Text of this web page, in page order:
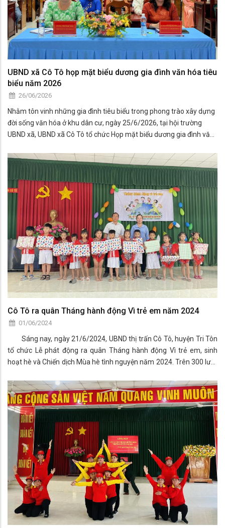
UBND xã Cô Tô họp mặt biểu dương gia đình văn hóa tiêu
biểu năm 2026
26/06/2026
Nhằm tôn vinh những gia đình tiêu biểu trong phong trào xây dựng
đời sống văn hóa ở khu dân cư, ngày 25/6/2026, tại hội trường
UBND xã, UBND xã Cô Tô tổ chức Họp mặt biểu dương gia đình văn
Cô Tô ra quân Tháng hành động Vì trẻ em năm 2024
01/06/2024
Sáng nay, ngày 21/6/2024, UBND thị trấn Cô Tô, huyện Tri Tôn
tổ chức Lễ phát động ra quân Tháng hành động Vì trẻ em, sinh
hoạt hè và Chiến dịch Mùa hè tình nguyện năm 2024. Trên 300 lượt
Phó Chủ tịch UBND thị trấn Cô Tô kêu gọi các cấp, các ngành các
tổ chức kinh tế, tổ chức chính trị xã hội....Hãy đóng góp sức mình
bằng những việc hành động thiết thực hiệu quả để góp phần đem
đến niềm vui, niềm hạnh phúc và sự phát triển toàn diện cho trẻ em
“trẻ em hôm nay là thế giới ngày mài”.